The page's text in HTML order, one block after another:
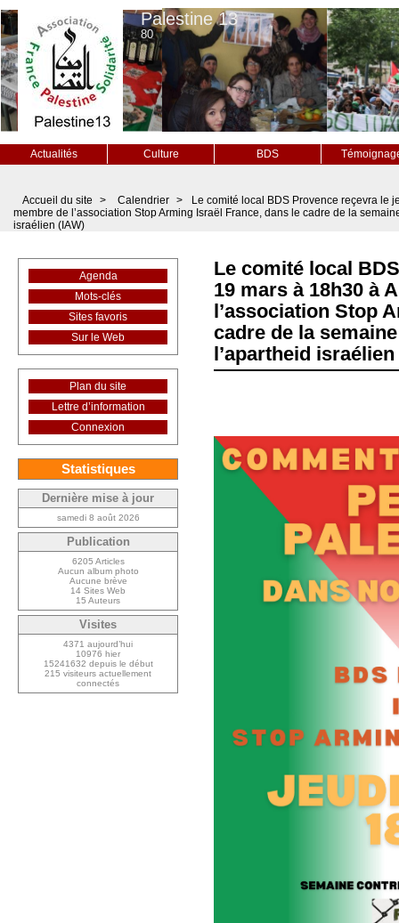
Palestine 13
80
Actualités Culture BDS
Accueil du site > Calendrier >
Le comité local BDS Provence reçevra le
membre de l’association Stop Arming Israël France, dans le cadre de la
israélien (IAW)
Le comité local
19 mars à 18h30 à
l’association Stop
cadre de la
l’apartheid israélien
Agenda
Mots-clés
Sites favoris
Sur le Web
Plan du site
Lettre d’information
Connexion
Statistiques
Dernière mise à jour
samedi 8 août 2026
Publication
6205 Articles
Aucun album photo
Aucune brève
14 Sites Web
15 Auteurs
Visites
4371 aujourd’hui
10976 hier
15241632 depuis le début
215 visiteurs actuellement
connectés